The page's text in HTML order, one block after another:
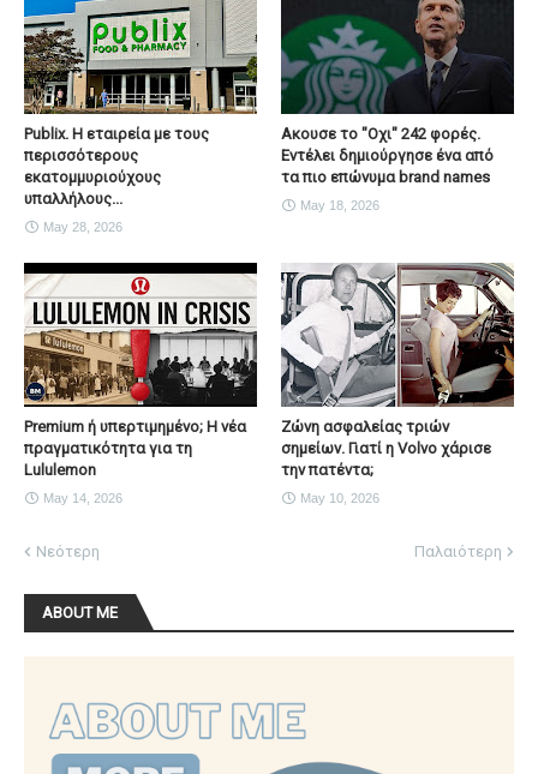
Publix. Η εταιρεία με τους
περισσότερους
εκατομμυριούχους
υπαλλήλους...
May 28, 2026
Ακουσε το "Οχι" 242 φορές.
Εντέλει δημιούργησε ένα από
τα πιο επώνυμα brand names
May 18, 2026
Premium ή υπερτιμημένο; Η νέα
πραγματικότητα για τη
Lululemon
May 14, 2026
Ζώνη ασφαλείας τριών
σημείων. Γιατί η Volvo χάρισε
την πατέντα;
May 10, 2026
Νεότερη Παλαιότερη
ABOUT ME